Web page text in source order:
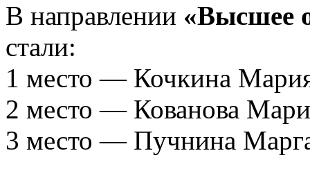
В направлении «Высшее
стали:
1 место — Кочкина
2 место — Кованова
3 место — Пучнина